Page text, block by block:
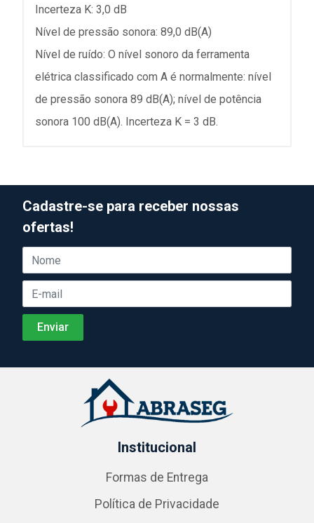
Incerteza K: 3,0 dB
Nível de pressão sonora: 89,0 dB(A)
Nível de ruído: O nível sonoro da ferramenta
elétrica classificado com A é normalmente: nível
de pressão sonora 89 dB(A); nível de potência
sonora 100 dB(A). Incerteza K = 3 dB.
Cadastre-se para receber nossas
ofertas!
Institucional
Formas de Entrega
Política de Privacidade